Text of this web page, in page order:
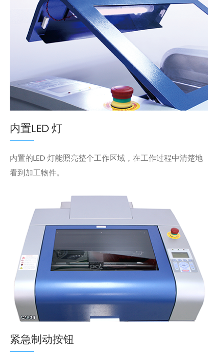
内置LED 灯
内置的LED 灯能照亮整个工作区域，在工作过程中清楚地
看到加工物件。
紧急制动按钮